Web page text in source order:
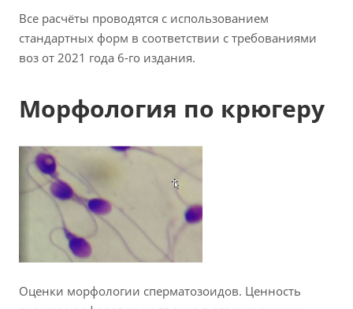
Все расчёты проводятся с использованием
стандартных форм в соответствии с требованиями
воз от 2021 года 6-го издания.
Морфология по крюгеру
Оценки морфологии сперматозоидов. Ценность